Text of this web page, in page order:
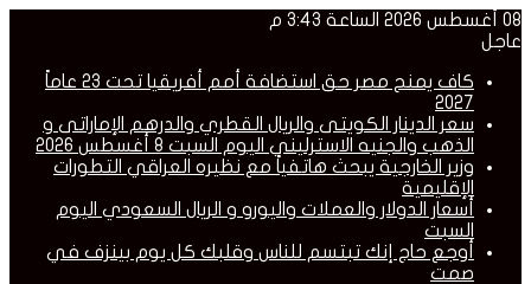
08 أغسطس 2026 الساعة 3:43 م
عاجل
كاف يمنح مصر حق استضافة أمم أفريقيا تحت 23 عاماً
2027
سعر الدينار الكويتى والريال القطري والدرهم الإماراتى و
الذهب والجنيه الاسترليني اليوم السبت 8 أغسطس 2026
وزير الخارجية يبحث هاتفياً مع نظيره العراقي التطورات
الإقليمية
أسعار الدولار والعملات واليورو و الريال السعودي اليوم
السبت
أوجع حاج إنك تبتسم للناس وقلبك كل يوم بينزف في
صمت